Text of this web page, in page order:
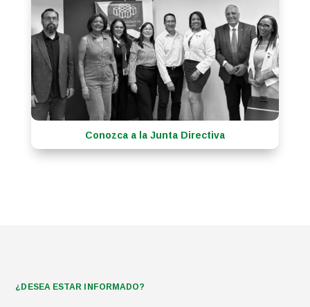
Conozca a la Junta Directiva
¿DESEA ESTAR INFORMADO?